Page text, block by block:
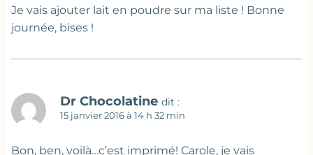
Je vais ajouter lait en poudre sur ma liste ! Bonne
journée, bises !
Dr Chocolatine dit :
15 janvier 2016 à 14 h 32 min
Bon, ben, voilà…c’est imprimé! Carole, je vais